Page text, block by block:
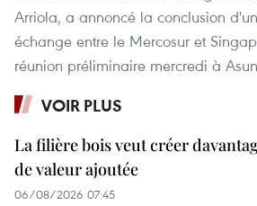
plus
de
12
milliards
de
dollars
atteignant
plus
de
12
milliards
de
Arriola, a annoncé la conclusion
échange entre le Mercosur et
réunion préliminaire mercredi à
VOIR PLUS
La filière bois veut créer
de valeur ajoutée
06/08/2026 07:45